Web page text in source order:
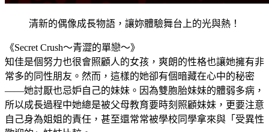
清新的偶像成長物語，讓妳體驗舞台上的光與熱！
《Secret Crush～青澀的單戀～》
知佳是個努力也很會照顧人的女孩，爽朗的性格也讓她擁有非
常多的同性朋友。然而，這樣的她卻有個暗藏在心中的秘密
——她討厭也忌妒自己的妹妹。因為雙胞胎妹妹的體弱多病，
所以成長過程中她總是被父母教育要時刻照顧妹妹，更要注意
自己身為姐姐的責任，甚至還常常被學校同學拿來與「受異性